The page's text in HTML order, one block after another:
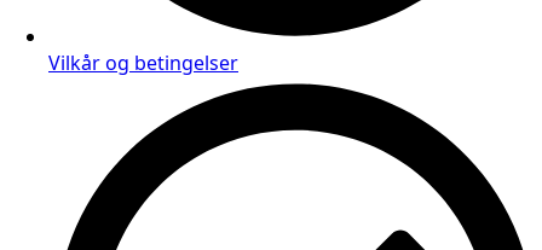
Vilkår og betingelser